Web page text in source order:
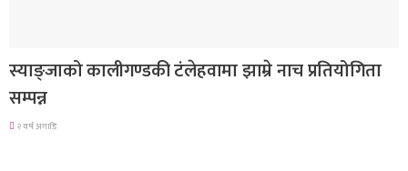
स्याङ्जाको कालीगण्डकी टंलेहवामा झाम्रे नाच प्रतियोगिता
सम्पन्न
२ वर्ष अगाडि